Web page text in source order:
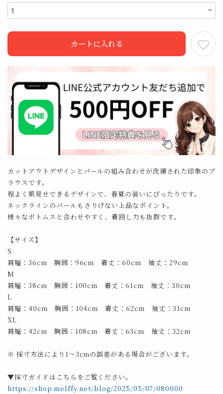
カートに入れる
カットアウトデザインとパールの組み合わせが洗練された印象のブ
ラウスです。
程よく肌見せできるデザインで、春夏の装いにぴったりです。
ネックラインのパールもさりげない上品なポイント。
様々なボトムスと合わせやすく、着回し力も抜群です。
【サイズ】
S
肩幅：36cm 胸囲：96cm 着丈：60cm 袖丈：29cm
M
肩幅：38cm 胸囲：100cm 着丈：61cm 袖丈：30cm
L
肩幅：40cm 胸囲：104cm 着丈：62cm 袖丈：31cm
XL
肩幅：42cm 胸囲：108cm 着丈：63cm 袖丈：32cm
※ 採寸方法により1～3cmの誤差がある場合がございます。
▼採寸ガイドはこちらをご覧ください。
https://shop.melffy.net/blog/2025/05/07/080000